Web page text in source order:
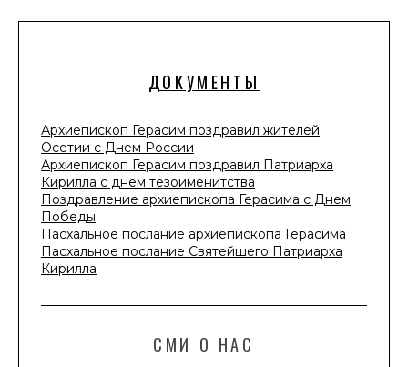
ДОКУМЕНТЫ
Архиепископ Герасим поздравил жителей
Осетии с Днем России
Архиепископ Герасим поздравил Патриарха
Кирилла с днем тезоименитства
Поздравление архиепископа Герасима с Днем
Победы
Пасхальное послание архиепископа Герасима
Пасхальное послание Святейшего Патриарха
Кирилла
СМИ О НАС